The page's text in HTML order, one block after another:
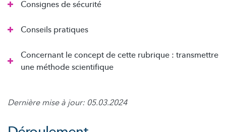
Consignes de sécurité
Conseils pratiques
Concernant le concept de cette rubrique : transmettre
une méthode scientifique
Dernière mise à jour: 05.03.2024